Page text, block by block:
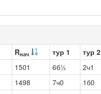
Rнач тур 1 тур 2
1501 6б½ 2ч1
1498 7ч0 1б0